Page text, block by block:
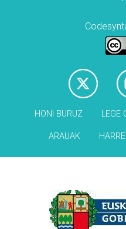
HONI BURUZ LEGE
ARAUAK